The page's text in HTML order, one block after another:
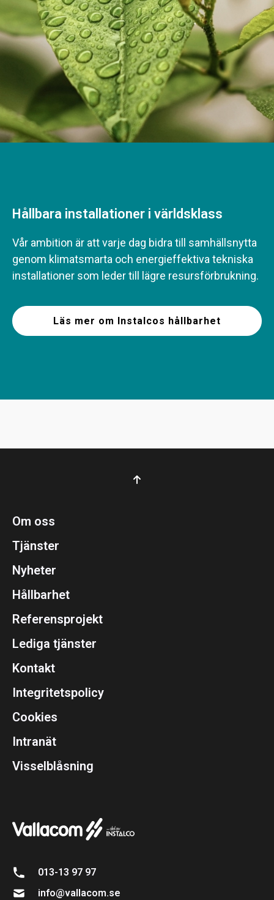
Hållbara installationer i världsklass
Vår ambition är att varje dag bidra till samhällsnytta
genom klimatsmarta och energieffektiva tekniska
installationer som leder till lägre resursförbrukning.
Läs mer om Instalcos hållbarhet
013-13 97 97
info@vallacom.se
Om oss
Tjänster
Nyheter
Hållbarhet
Referensprojekt
Lediga tjänster
Kontakt
Integritetspolicy
Cookies
Intranät
Visselblåsning